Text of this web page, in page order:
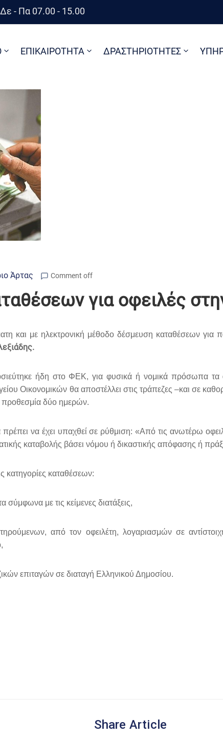
- Πα 07.00 - 15.00
ΕΠΙΚΑΙΡΟΤΗΤΑ ΔΡΑΣΤΗΡΙΟΤΗΤΕΣ
Άρτας Comment off
για οφειλές
και με ηλεκτρονική μέθοδο δέσμευση καταθέσεων
ήδη στο ΦΕΚ, για φυσικά ή νομικά πρόσωπα
Οικονομικών θα αποστέλλει στις τράπεζες –και σε
δύο ημερών.
να έχει υπαχθεί σε ρύθμιση: «Από τις ανωτέρω
καταβολής βάσει νόμου ή δικαστικής απόφασης ή
κατηγορίες καταθέσεων:
με τις κείμενες διατάξεις,
από τον οφειλέτη, λογαριασμών σε
επιταγών σε διαταγή Ελληνικού Δημοσίου.
Share Article